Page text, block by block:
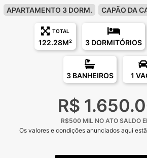
APARTAMENTO 3 DORM. CAPÃO DA
TOTAL
122.28M² 3 DORMITÓRIOS
3 BANHEIROS 1
R$
R$500 MIL NO ATO SALDO
Os valores e condições anunciados aqui